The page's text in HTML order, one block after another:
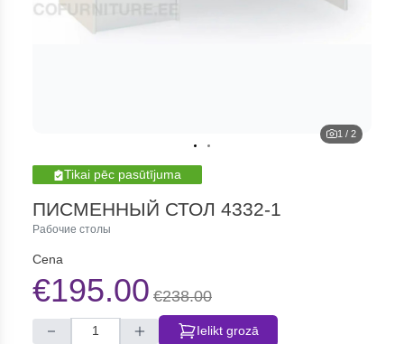
1 / 2
Tikai pēc pasūtījuma
ПИСМЕННЫЙ СТОЛ 4332-1
Рабочие столы
Cena
€195.00 €238.00
Ielikt grozā